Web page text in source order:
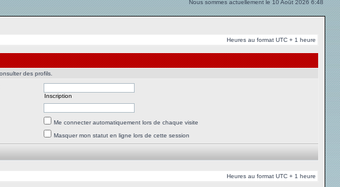
Nous sommes actuellement le 10 Août 2026 6:48
Heures au format UTC + 1 heure
des profils.
Inscription
Me connecter automatiquement lors de chaque visite
Masquer mon statut en ligne lors de cette session
Heures au format UTC + 1 heure